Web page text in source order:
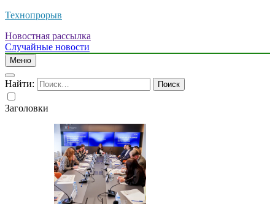
Технопрорыв
Новостная рассылка
Случайные новости
Меню
Найти:
Заголовки